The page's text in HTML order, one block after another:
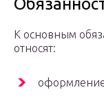
К основным
относят: